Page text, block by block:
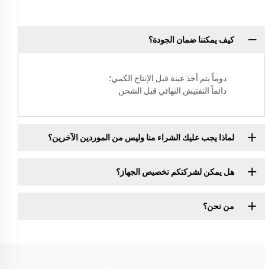
كيف يمكننا ضمان الجودة؟
دوماً يتم أخذ عينة قبل الإنتاج الكمي؛
دائماً التفتيش النهائي قبل الشحن
لماذا يجب عليك الشراء منا وليس من الموردين الآخرين؟
هل يمكن لشركتكم تخصيص الجهاز؟
من نحن؟